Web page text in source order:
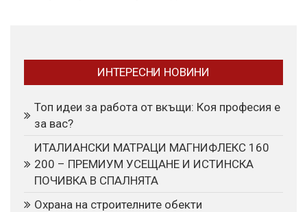
ИНТЕРЕСНИ НОВИНИ
Топ идеи за работа от вкъщи: Коя професия е
за вас?
ИТАЛИАНСКИ МАТРАЦИ МАГНИФЛЕКС 160
200 – ПРЕМИУМ УСЕЩАНЕ И ИСТИНСКА
ПОЧИВКА В СПАЛНЯТА
Охрана на строителните обекти